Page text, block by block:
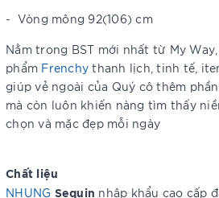
- Vòng mông 92(106) cm
Nằm trong BST mới nhất từ My
phẩm Frenchy thanh lịch, tinh tế,
giúp vẻ ngoài của Quý cô thêm
mà còn luôn khiến nàng tìm thấy
chọn và mặc đẹp mỗi ngày
Chất liệu
NHUNG Sequin nhập khẩu cao cấp